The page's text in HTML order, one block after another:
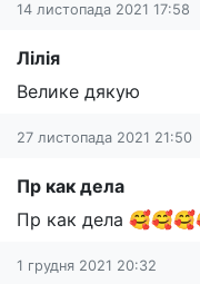
14 листопада 2021 17:58
Лілія
Велике дякую
27 листопада 2021 21:50
Пр как дела
Пр как дела
1 грудня 2021 20:32